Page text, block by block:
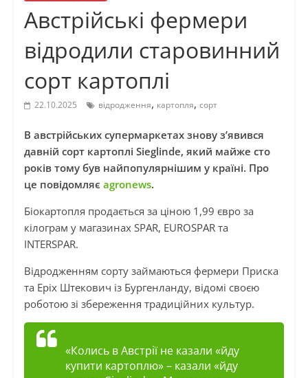
Австрійські фермери
відродили старовинний
сорт картоплі
22.10.2025 відродження, картопля, сорт
В австрійських супермаркетах знову з’явився
давній сорт картоплі Sieglinde, який майже сто
років тому був найпопулярнішим у країні. Про
це повідомляє agronews.
Біокартопля продається за ціною 1,99 євро за
кілограм у магазинах SPAR, EUROSPAR та
INTERSPAR.
Відродженням сорту займаються фермери Приска
та Еріх Штекович із Бургенланду, відомі своєю
роботою зі збереження традиційних культур.
«Колись в Австрії не казали «йду
купити картоплю» – казали «йду